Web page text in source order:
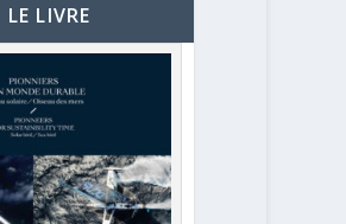
LIVRE